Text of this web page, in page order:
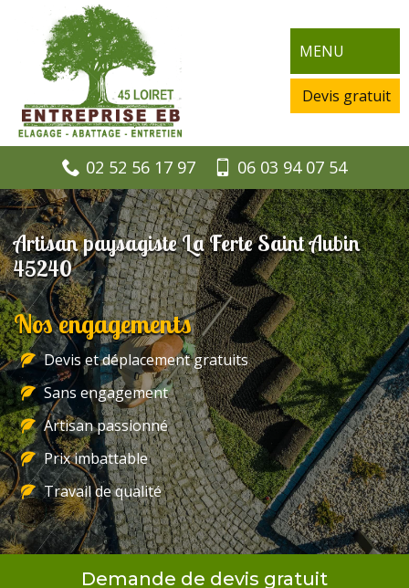
MENU
Devis gratuit
02 52 56 17 97 06 03 94 07 54
Artisan paysagiste La Ferte Saint Aubin
45240
Nos engagements
Devis et déplacement gratuits
Sans engagement
Artisan passionné
Prix imbattable
Travail de qualité
Demande de devis gratuit